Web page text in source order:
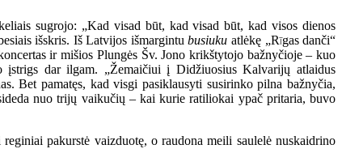
sugrojo: „Kad visad būt, kad visad būt, kad visos dienos
išskris. Iš Latvijos išmargintubusiuku atlėkę „Rīgas danči“
ir mišios Plungės Šv. Jono krikštytojo bažnyčioje – kuo
įstrigs dar ilgam. „Žemaičiui į Didžiuosius Kalvarijų atlaidus
Bet pamatęs, kad visgi pasiklausyti susirinko pilna bažnyčia,
nuo trijų vaikučių – kai kurie ratiliokai ypač pritaria, buvo
pakurstė vaizduotę, o raudona meili saulelė nuskaidrino